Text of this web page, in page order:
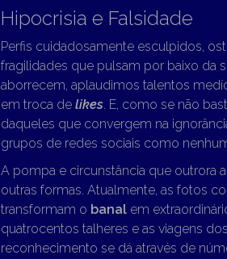
Hipocrisia e Falsidade
Perfis cuidadosamente esculpidos,
fragilidades que pulsam por baixo da
aborrecem, aplaudimos talentos
em troca de likes. E, como se não
daqueles que convergem na
grupos de redes sociais como
A pompa e circunstância que outrora
outras formas. Atualmente, as fotos
transformam o banalem
quatrocentos talheres e as viagens
reconhecimento se dá através de